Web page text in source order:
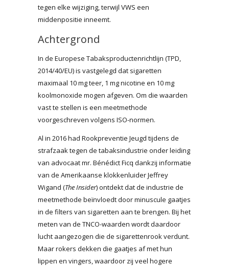
tegen elke wijziging, terwijl VWS een
middenpositie inneemt.
Achtergrond
In de Europese Tabaksproductenrichtlijn (TPD,
2014/40/EU) is vastgelegd dat sigaretten
maximaal 10 mg teer, 1 mg nicotine en 10 mg
koolmonoxide mogen afgeven. Om die waarden
vast te stellen is een meetmethode
voorgeschreven volgens ISO-normen.
Al in 2016 had Rookpreventie Jeugd tijdens de
strafzaak tegen de tabaksindustrie onder leiding
van advocaat mr. Bénédict Ficq dankzij informatie
van de Amerikaanse klokkenluider Jeffrey
Wigand (The Insider) ontdekt dat de industrie de
meetmethode beïnvloedt door minuscule gaatjes
in de filters van sigaretten aan te brengen. Bij het
meten van de TNCO-waarden wordt daardoor
lucht aangezogen die de sigarettenrook verdunt.
Maar rokers dekken die gaatjes af met hun
lippen en vingers, waardoor zij veel hogere